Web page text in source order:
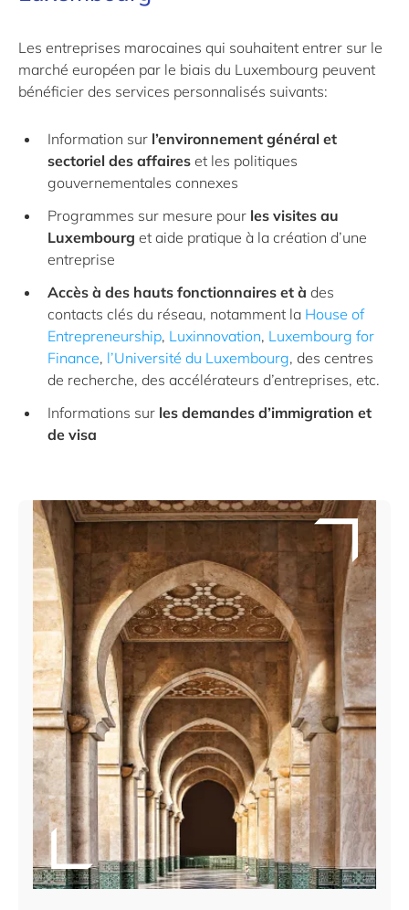
Les entreprises marocaines qui souhaitent entrer sur le
marché européen par le biais du Luxembourg peuvent
bénéficier des services personnalisés suivants:
Information sur l’environnement général et
sectoriel des affaires et les politiques
gouvernementales connexes
Programmes sur mesure pour les visites au
Luxembourg et aide pratique à la création d’une
entreprise
Accès à des hauts fonctionnaires et à des
contacts clés du réseau, notamment la House of
Entrepreneurship, Luxinnovation, Luxembourg for
Finance, l’Université du Luxembourg, des centres
de recherche, des accélérateurs d’entreprises, etc.
Informations sur les demandes d’immigration et
de visa